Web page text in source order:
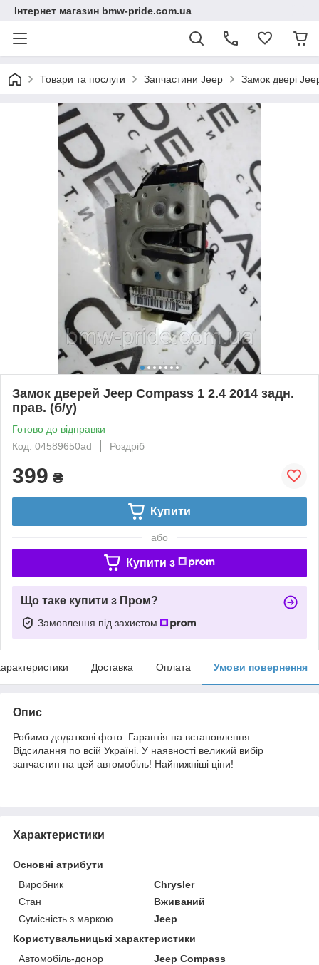
Інтернет магазин bmw-pride.com.ua
Товари та послуги Запчастини Jeep Замок двері
Замок дверей Jeep Compass 1 2.4 2014 задн.
прав. (б/у)
Готово до відправки
Код: 04589650ad
Роздріб
399 ₴
Купити
або
Купити з
Що таке купити з Пром?
Замовлення під захистом
Доставка Оплата Умови повернення
Опис
Робимо додаткові фото. Гарантія на встановлення.
Відсилання по всій Україні. У наявності великий вибір
запчастин на цей автомобіль! Найнижніші ціни!
Характеристики
Основні атрибути
Виробник
Chrysler
Стан
Вживаний
Сумісність з маркою
Jeep
Користувальницькі характеристики
Автомобіль-донор
Jeep Compass